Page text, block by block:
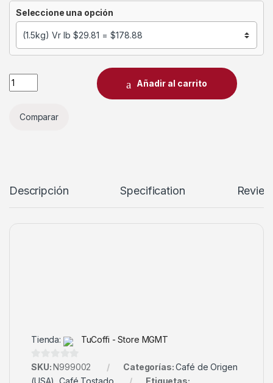
Seleccione una opción
Añadir al carrito
Comparar
Descripción Specification
Tienda: TuCoffi - Store MGMT
0
d
SKU:N999002 Categorías:Café de Origen